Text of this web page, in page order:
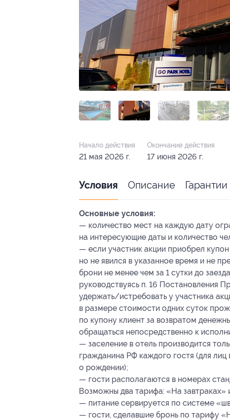
Начало действия
21 мая 2026 г.
Окончание действия
17 июня 2026 г.
Условия Описание Гарантии
Основные условия:
— количество мест на каждую дату
на интересующие даты и количество
— если участник акции приобрел
но не явился в указанное время и не
брони не менее чем за 1 сутки до
руководствуясь п. 16 Постановления
удержать/истребовать у участника
в размере стоимости одних суток
по купону клиент за возвратом
обращаться непосредственно к
— заселение в отель производится
гражданина РФ каждого гостя (для лиц
о рождении);
— гости располагаются в номерах
Возможны два тарифа: «На завтраках»
— питание сервируется по системе
— гости, сделавшие бронь по тарифу